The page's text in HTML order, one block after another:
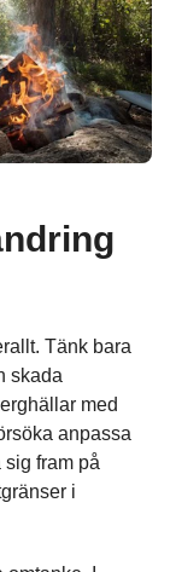
Tänk bara
skada
med
anpassa
sig fram på
i